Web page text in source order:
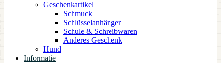
Geschenkartikel
Schmuck
Schlüsselanhänger
Schule & Schreibwaren
Anderes Geschenk
Hund
Informatie